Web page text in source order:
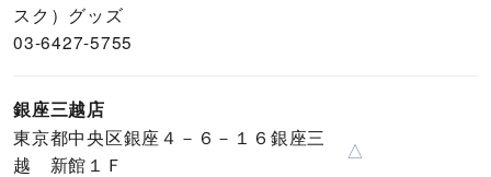
スク）グッズ
03-6427-5755
銀座三越店
東京都中央区銀座４－６－１６銀座三
越 新館１Ｆ
△